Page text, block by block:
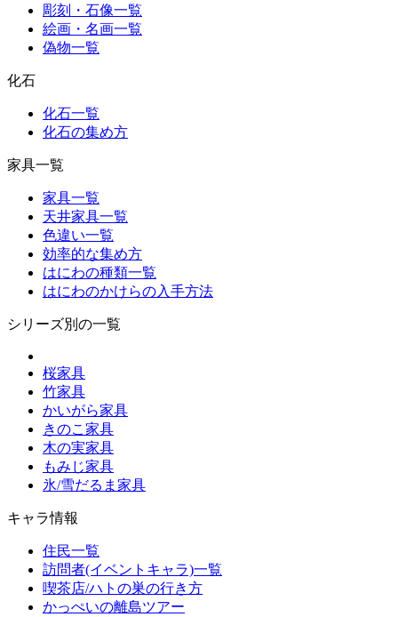
彫刻・石像一覧
絵画・名画一覧
偽物一覧
化石
化石一覧
化石の集め方
家具一覧
家具一覧
天井家具一覧
色違い一覧
効率的な集め方
はにわの種類一覧
はにわのかけらの入手方法
シリーズ別の一覧
桜家具
竹家具
かいがら家具
きのこ家具
木の実家具
もみじ家具
氷/雪だるま家具
キャラ情報
住民一覧
訪問者(イベントキャラ)一覧
喫茶店/ハトの巣の行き方
かっぺいの離島ツアー